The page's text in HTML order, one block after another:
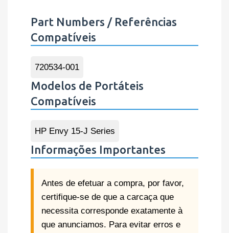
Part Numbers / Referências
Compatíveis
720534-001
Modelos de Portáteis
Compatíveis
HP Envy 15-J Series
Informações Importantes
Antes de efetuar a compra, por favor,
certifique-se de que a carcaça que
necessita corresponde exatamente à
que anunciamos. Para evitar erros e